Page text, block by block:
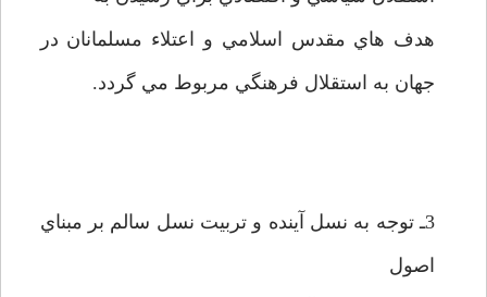
هدف هاي مقدس اسلامي و اعتلاء مسلمانان در
جهان به استقلال فرهنگي مربوط مي گردد.
3ـ توجه به نسل آينده و تربيت نسل سالم بر مبناي
اصول